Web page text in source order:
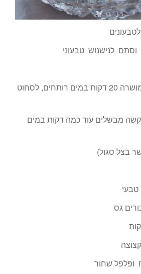
לנישנוש טבעוני
2 כוסות בורגול עבה מושרה 20 דקות במים רותחים, לסחוט
קשה מבשלים עוד כמה דקות במים
ופלפל שחור